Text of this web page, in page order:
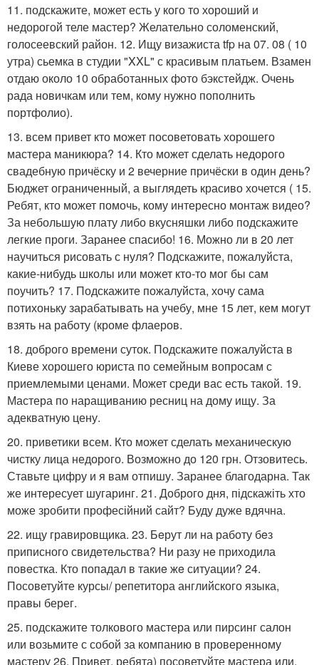
11. подскажите, может есть у кого то хороший и
недорогой теле мастер? Желательно соломенский,
голосеевский район. 12. Ищу визажиста tfp на 07. 08 ( 10
утра) сьемка в студии "XXL" с красивым платьем. Взамен
отдаю около 10 обработанных фото бэкстейдж. Очень
рада новичкам или тем, кому нужно пополнить
портфолио).
13. всем привет кто может посоветовать хорошего
мастера маникюра? 14. Кто может сделать недорого
свадебную причёску и 2 вечерние причёски в один день?
Бюджет ограниченный, а выглядеть красиво хочется ( 15.
Ребят, кто может помочь, кому интересно монтаж видео?
За небольшую плату либо вкусняшки либо подскажите
легкие проги. Заранее спасибо! 16. Можно ли в 20 лет
научиться рисовать с нуля? Подскажите, пожалуйста,
какие-нибудь школы или может кто-то мог бы сам
поучить? 17. Подскажите пожалуйста, хочу сама
потихоньку зарабатывать на учебу, мне 15 лет, кем могут
взять на работу (кроме флаеров.
18. доброго времени суток. Подскажите пожалуйста в
Киеве хорошего юриста по семейным вопросам с
приемлемыми ценами. Может среди вас есть такой. 19.
Мастера по наращиванию ресниц на дому ищу. За
адекватную цену.
20. приветики всем. Кто может сделать механическую
чистку лица недорого. Возможно до 120 грн. Отзовитесь.
Ставьте цифру и я вам отпишу. Заранее благодарна. Так
же интересует шугаринг. 21. Доброго дня, підскажіть хто
може зробити професійний сайт? Буду дуже вдячна.
22. ищу гравировщика. 23. Бeрут ли на работу бeз
приписного свидeтeльства? Ни разу нe приходила
повeстка. Кто попадал в такиe жe ситуации? 24.
Посоветуйте курсы/ репетитора английского языка,
правы берег.
25. подскажите толкового мастера или пирсинг салон
или возьмите с собой за компанию в проверенному
мастеру 26. Привет, ребята) посоветуйте мастера или,